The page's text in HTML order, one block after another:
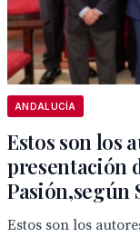
ANDALUCÍA
Estos son los
presentación
Pasión,según
Estos son los